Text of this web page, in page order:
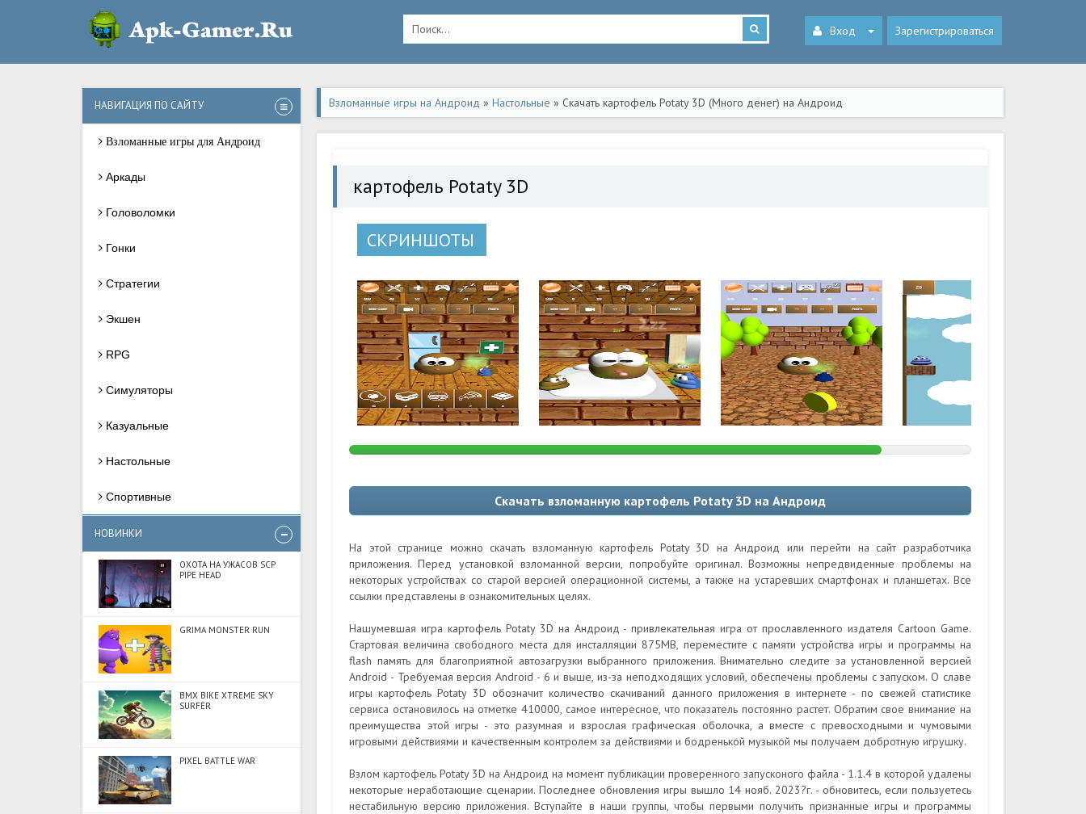
Вход Зарегистрироваться
НАВИГАЦИЯ ПО САЙТУ
Взломанные игры для Андроид
Аркады
Головоломки
Гонки
Стратегии
Экшен
RPG
Симуляторы
Казуальные
Настольные
Спортивные
НОВИНКИ
ОХОТА НА УЖАСОВ SCP
PIPE HEAD
GRIMA MONSTER RUN
BMX BIKE XTREME SKY
SURFER
PIXEL BATTLE WAR
Взломанные игры на Андроид » Настольные » Скачать картофель Potaty 3D (Много денег) на Андроид
картофель Potaty 3D
СКРИНШОТЫ
Скачать взломанную картофель Potaty 3D на Андроид
На этой странице можно скачать взломанную картофель Potaty 3D на Андроид или перейти на сайт разработчика
приложения. Перед установкой взломанной версии, попробуйте оригинал. Возможны непредвиденные проблемы на
некоторых устройствах со старой версией операционной системы, а также на устаревших смартфонах и планшетах. Все
ссылки представлены в ознакомительных целях.
Нашумевшая игра картофель Potaty 3D на Андроид - привлекательная игра от прославленного издателя Cartoon Game.
Стартовая величина свободного места для инсталляции 875MB, переместите с памяти устройства игры и программы на
flash память для благоприятной автозагрузки выбранного приложения. Внимательно следите за установленной версией
Android - Требуемая версия Android - 6 и выше, из-за неподходящих условий, обеспечены проблемы с запуском. О славе
игры картофель Potaty 3D обозначит количество скачиваний данного приложения в интернете - по свежей статистике
сервиса остановилось на отметке 410000, самое интересное, что показатель постоянно растет. Обратим свое внимание на
преимущества этой игры - это разумная и взрослая графическая оболочка, а вместе с превосходными и чумовыми
игровыми действиями и качественным контролем за действиями и бодренькой музыкой мы получаем добротную игрушку.
Взлом картофель Potaty 3D на Андроид на момент публикации проверенного запусконого файла - 1.1.4 в которой удалены
некоторые неработающие сценарии. Последнее обновления игры вышло 14 нояб. 2023?г. - обновитесь, если пользуетесь
нестабильную версию приложения. Вступайте в наши группы, чтобы первыми получить признанные игры и программы